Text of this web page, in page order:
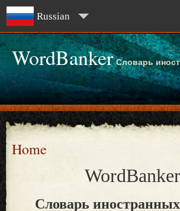
Russian
WordBanker Словарь
Home
WordBanker
Словарь